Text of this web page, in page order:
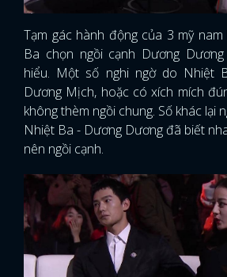
Tạm gác hành động của 3 mỹ
Ba chọn ngồi cạnh Dương
hiểu. Một số nghi ngờ do Nhiệt
Dương Mịch, hoặc có xích mích
không thèm ngồi chung. Số khác lại
Nhiệt Ba - Dương Dương đã biết
nên ngồi cạnh.